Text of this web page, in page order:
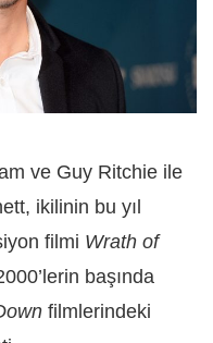
ve Guy Ritchie ile
ikilinin bu yıl
filmi Wrath of
başında
filmlerindeki